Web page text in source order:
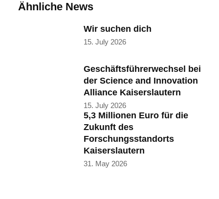
Ähnliche News
Wir suchen dich
15. July 2026
Geschäftsführerwechsel bei
der Science and Innovation
Alliance Kaiserslautern
15. July 2026
5,3 Millionen Euro für die
Zukunft des
Forschungsstandorts
Kaiserslautern
31. May 2026